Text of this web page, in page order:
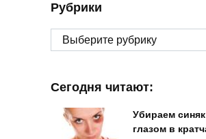
Рубрики
Рубрики
Сегодня читают:
Убираем
глазом в